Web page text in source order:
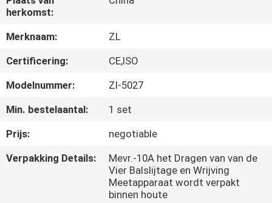
ONS
FABRIEKSREIS
KWALITEITSCONTROLE
CONTACTEER
ONS
herkomst:
Merknaam:
ZL
Certificering:
CE,ISO
Modelnummer:
Zl-5027
Min. bestelaantal:
1 set
Prijs:
negotiable
Verpakking Details:
Mevr.-10A het Dragen van van de
Vier Balslijtage en Wrijving
Meetapparaat wordt verpakt
binnen houte